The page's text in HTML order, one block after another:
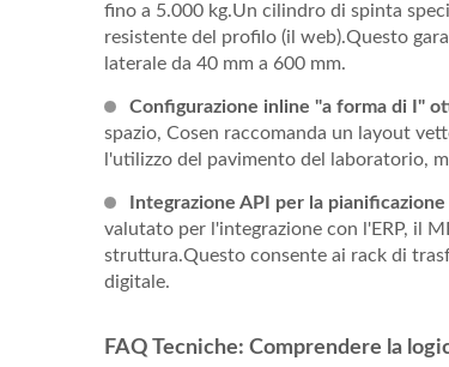
fino a 5.000 kg.Un cilindro di spinta
resistente del profilo (il web).Questo
laterale da 40 mm a 600 mm.
Configurazione inline "a forma di I"
spazio, Cosen raccomanda un layout
l'utilizzo del pavimento del laboratorio,
Integrazione API per la
valutato per l'integrazione con l'ERP, il
struttura.Questo consente ai rack di
digitale.
FAQ Tecniche: Comprendere la